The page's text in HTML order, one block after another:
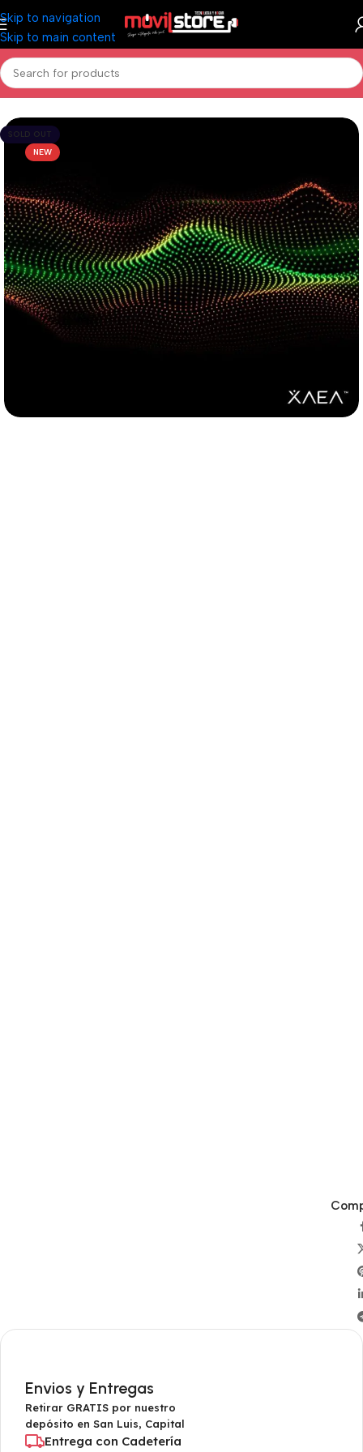
Skip to navigation
Skip to main content
Inicio/Informática/Mouse
SOLD OUT
NEW
Envios y Entregas
Retirar GRATIS por nuestro
depósito en San Luis, Capital
Entrega con Cadetería